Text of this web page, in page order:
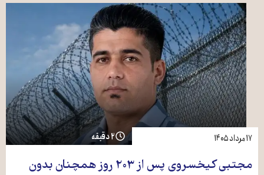
مجتبی کیخسروی پس از ۲۰۳ روز همچنان بدون
۱۷ مرداد ۱۴۰۵ ۲ دقیقه